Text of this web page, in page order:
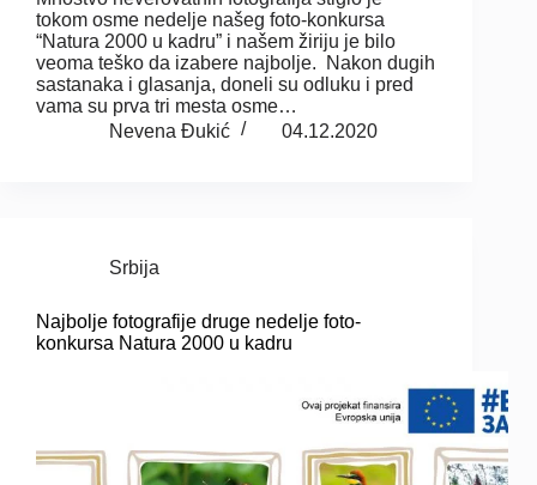
tokom osme nedelje našeg foto-konkursa
“Natura 2000 u kadru” i našem žiriju je bilo
veoma teško da izabere najbolje. Nakon dugih
sastanaka i glasanja, doneli su odluku i pred
vama su prva tri mesta osme…
Nevena Đukić
04.12.2020
Srbija
Najbolje fotografije druge nedelje foto-
konkursa Natura 2000 u kadru